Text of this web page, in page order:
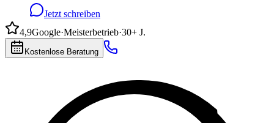
Jetzt schreiben
4,9Google·Meisterbetrieb·30+ J.
Kostenlose Beratung